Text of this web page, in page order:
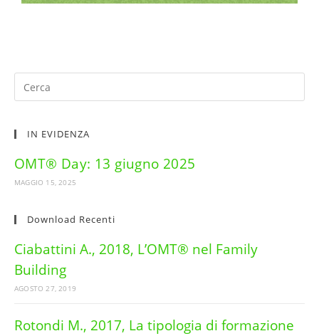
IN EVIDENZA
OMT® Day: 13 giugno 2025
MAGGIO 15, 2025
Download Recenti
Ciabattini A., 2018, L’OMT® nel Family
Building
AGOSTO 27, 2019
Rotondi M., 2017, La tipologia di formazione